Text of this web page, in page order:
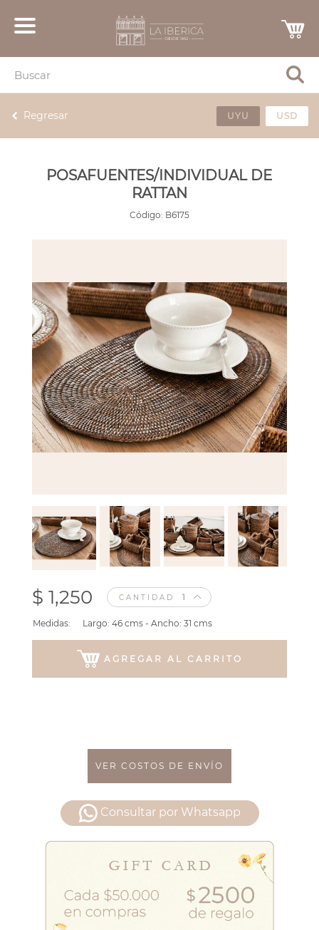
Regresar UYU USD
POSAFUENTES/INDIVIDUAL DE
RATTAN
Código: B6175
$ 1,250 CANTIDAD
Medidas: Largo: 46 cms - Ancho: 31 cms
AGREGAR AL CARRITO
VER COSTOS DE ENVÍO
Consultar por Whatsapp